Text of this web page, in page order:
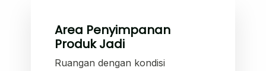
Area Penyimpanan
Produk Jadi
Ruangan dengan kondisi